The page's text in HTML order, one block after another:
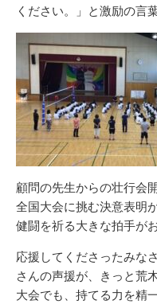
ください。」と激励の言
顧問の先生からの壮行会
全国大会に挑む決意表明
健闘を祈る大きな拍手が
応援してくださったみな
さんの声援が、きっと荒
大会でも、持てる力を精